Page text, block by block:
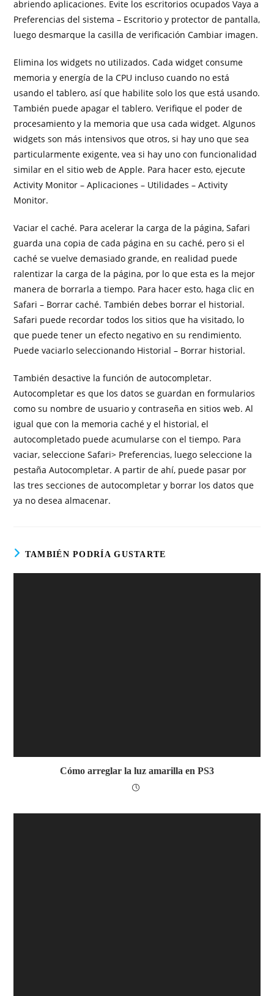
abriendo aplicaciones. Evite los escritorios ocupados Vaya a
Preferencias del sistema – Escritorio y protector de pantalla,
luego desmarque la casilla de verificación Cambiar imagen.
Elimina los widgets no utilizados. Cada widget consume
memoria y energía de la CPU incluso cuando no está
usando el tablero, así que habilite solo los que está usando.
También puede apagar el tablero. Verifique el poder de
procesamiento y la memoria que usa cada widget. Algunos
widgets son más intensivos que otros, si hay uno que sea
particularmente exigente, vea si hay uno con funcionalidad
similar en el sitio web de Apple. Para hacer esto, ejecute
Activity Monitor – Aplicaciones – Utilidades – Activity
Monitor.
Vaciar el caché. Para acelerar la carga de la página, Safari
guarda una copia de cada página en su caché, pero si el
caché se vuelve demasiado grande, en realidad puede
ralentizar la carga de la página, por lo que esta es la mejor
manera de borrarla a tiempo. Para hacer esto, haga clic en
Safari – Borrar caché. También debes borrar el historial.
Safari puede recordar todos los sitios que ha visitado, lo
que puede tener un efecto negativo en su rendimiento.
Puede vaciarlo seleccionando Historial – Borrar historial.
También desactive la función de autocompletar.
Autocompletar es que los datos se guardan en formularios
como su nombre de usuario y contraseña en sitios web. Al
igual que con la memoria caché y el historial, el
autocompletado puede acumularse con el tiempo. Para
vaciar, seleccione Safari> Preferencias, luego seleccione la
pestaña Autocompletar. A partir de ahí, puede pasar por
las tres secciones de autocompletar y borrar los datos que
ya no desea almacenar.
TAMBIÉN PODRÍA GUSTARTE
Cómo arreglar la luz amarilla en PS3